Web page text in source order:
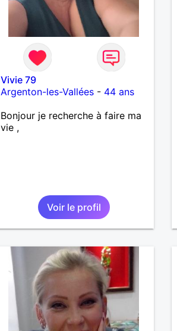
Vivie 79
Argenton-les-Vallées- 44 ans
Bonjour je recherche à faire ma
vie ,
Voir le profil